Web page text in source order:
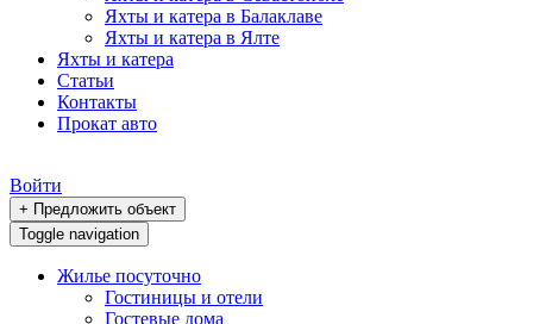
Яхты и катера в Балаклаве
Яхты и катера в Ялте
Яхты и катера
Статьи
Контакты
Прокат авто
Войти
+ Предложить объект
Toggle navigation
Жилье посуточно
Гостиницы и отели
Гостевые дома